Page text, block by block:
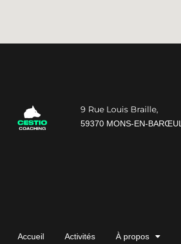
9 Rue Louis Braille,
59370 MONS-EN-BARŒUL
Accueil Activités À propos